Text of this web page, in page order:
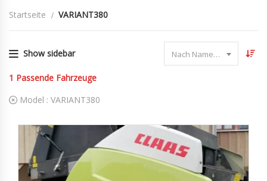
Startseite VARIANT380
Show sidebar Nach Name sortieren
1 Passende Fahrzeuge
Model : VARIANT380